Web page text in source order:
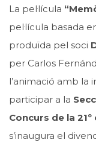
La pel·lícula
pel·lícula basada
produïda pel soci
per Carlos
l’animació amb la
participar a la
Concurs de la
s’inaugura el